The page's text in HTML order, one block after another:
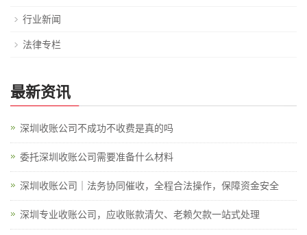
行业新闻
法律专栏
最新资讯
深圳收账公司不成功不收费是真的吗
委托深圳收账公司需要准备什么材料
深圳收账公司｜法务协同催收，全程合法操作，保障资金安全
深圳专业收账公司，应收账款清欠、老赖欠款一站式处理